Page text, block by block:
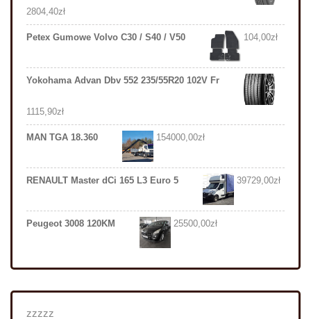
2804,40zł
Petex Gumowe Volvo C30 / S40 / V50 104,00zł
Yokohama Advan Dbv 552 235/55R20 102V Fr
1115,90zł
MAN TGA 18.360 154000,00zł
RENAULT Master dCi 165 L3 Euro 5 39729,00zł
Peugeot 3008 120KM 25500,00zł
zzzzz